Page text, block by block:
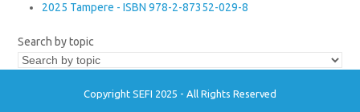
2025 Tampere - ISBN 978-2-87352-029-8
Search by topic
Copyright SEFI 2025 - All Rights Reserved